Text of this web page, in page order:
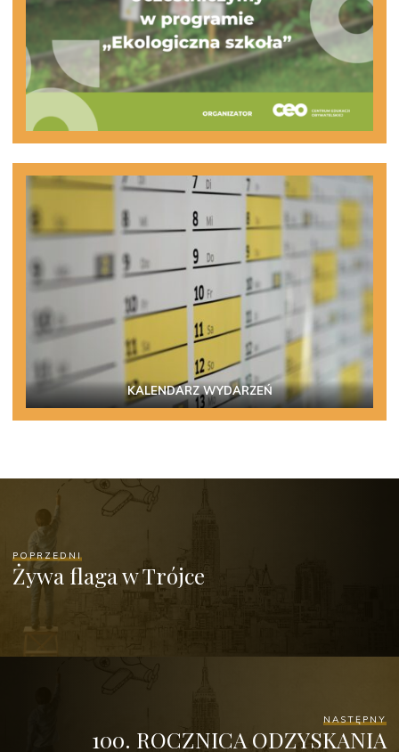
KALENDARZ WYDARZEŃ
POPRZEDNI
Żywa flaga w Trójce
NASTĘPNY
100. ROCZNICA ODZYSKANIA